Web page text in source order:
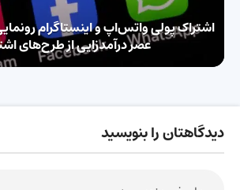
اشتراک پولی واتس‌اپ و اینستاگرام
عصر درآمدزایی از طرح‌های
دیدگاهتان را بنویسید